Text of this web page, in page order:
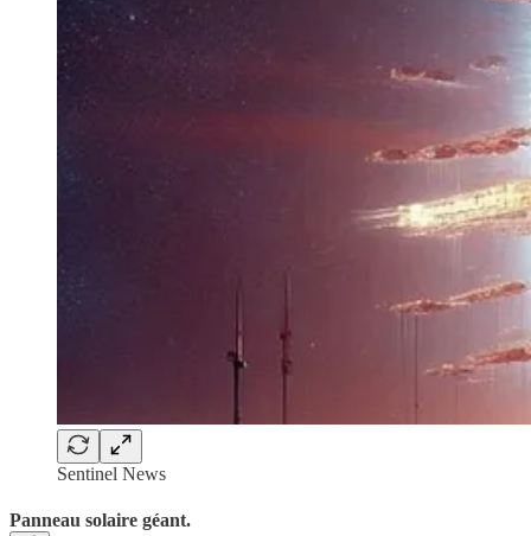
Sentinel News
Panneau solaire géant.